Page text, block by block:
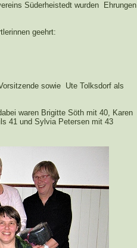
Süderheistedt wurden Ehrungen
geehrt:
sowie Ute Tolksdorf als
waren Brigitte Söth mit 40, Karen
41 und Sylvia Petersen mit 43